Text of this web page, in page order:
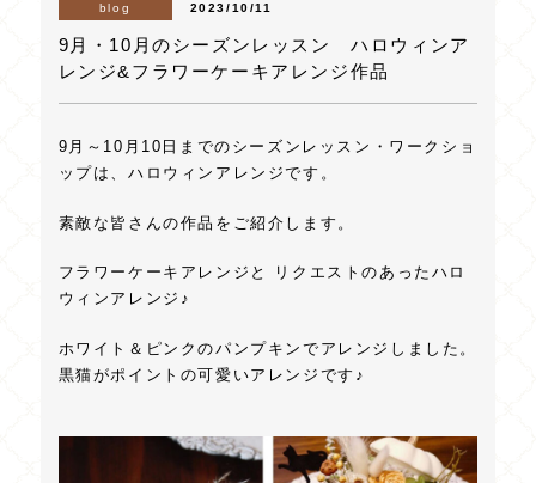
blog 2023/10/11
9月・10月のシーズンレッスン ハロウィンア
レンジ&フラワーケーキアレンジ作品
9月～10月10日までのシーズンレッスン・ワークショ
ップは、ハロウィンアレンジです。
素敵な皆さんの作品をご紹介します。
フラワーケーキアレンジと リクエストのあったハロ
ウィンアレンジ♪
ホワイト＆ピンクのパンプキンでアレンジしました。
黒猫がポイントの可愛いアレンジです♪